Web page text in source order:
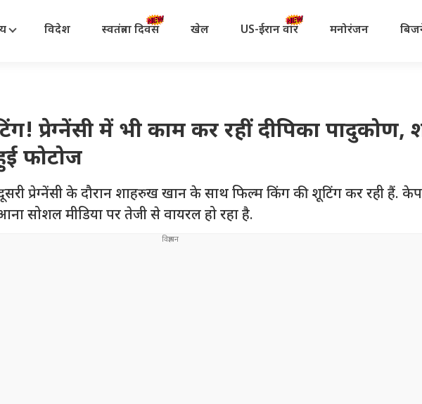
विदेश स्वतंत्रता दिवस खेल US-ईरान वॉर मनोरंजन
प्रेग्नेंसी में भी काम कर रहीं दीपिका पादुकोण,
फोटोज
दूसरी प्रेग्नेंसी के दौरान शाहरुख खान के साथ फिल्म किंग की शूटिंग कर रही हैं.
सोशल मीडिया पर तेजी से वायरल हो रहा है.